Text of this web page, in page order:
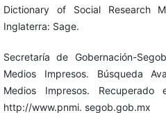
Dictionary of Social Research
Inglaterra: Sage.
Secretaría de Gobernación-
Medios Impresos. Búsqueda
Medios Impresos.
http://www.pnmi. segob.gob.mx